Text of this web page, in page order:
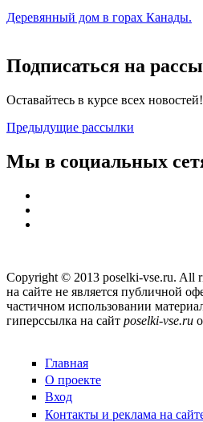
Деревянный дом в горах Канады.
Подписаться на
Оставайтесь в курсе всех новостей!
Предыдущие рассылки
Мы в социальных
Copyright © 2013 poselki-vse.ru. All
на сайте не является публичной
частичном использовании
гиперссылка на сайт poselki-vse.ru​
Главная
О проекте
Вход
Контакты и реклама на